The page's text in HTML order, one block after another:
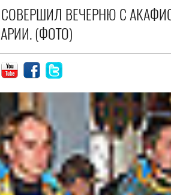
ВЕЧЕРНЮ С
(ФОТО)